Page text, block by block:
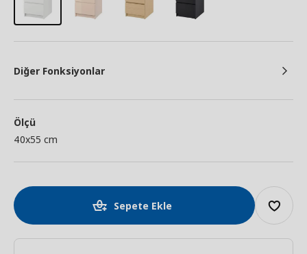
Diğer Fonksiyonlar
Ölçü
40x55 cm
Sepete Ekle